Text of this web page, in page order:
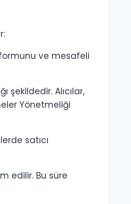
ve mesafeli
şekildedir. Alıcılar,
Yönetmeliği
satıcı
edilir. Bu süre